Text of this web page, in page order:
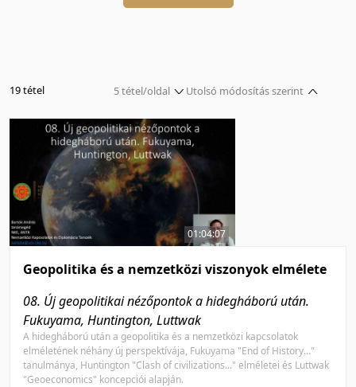
Utolsó módosítás szerint
Relevancia szerint
Kezdés/felvétel dátuma szerint
Kezdés/felvétel dátuma szerint
Feltöltés dátuma szerint
Feltöltés dátuma szerint
Utolsó módosítás szerint
Utolsó módosítás szerint
19 tétel
5 tétel/oldal
5 tétel/oldal
10 tétel/oldal
20 tétel/oldal
50 tétel/oldal
01:04:07
Geopolitika és a nemzetközi viszonyok elmélete
08. Új geopolitikai nézőpontok a hidegháború után.
Fukuyama, Huntington, Luttwak
A hidegháború után a geopolitika és a nemzetközi kapcsolatok
elméletének néhány új perspektívája, Fukuyama "End of History..."
tanulmánya, Huntington "Clash of civilizations..." elméletei és Luttwak
"Geoeconomics" koncepciói alapján.